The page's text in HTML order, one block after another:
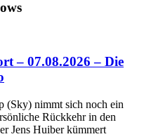
– 07.08.2026 – Die
(Sky) nimmt sich noch ein
Rückkehr in den
Jens Huiber kümmert